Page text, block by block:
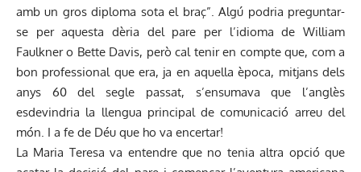
amb un gros diploma sota el braç”. Algú podria preguntar-
se per aquesta dèria del pare per l’idioma de William
Faulkner o Bette Davis, però cal tenir en compte que, com a
bon professional que era, ja en aquella època, mitjans dels
anys 60 del segle passat, s’ensumava que l’anglès
esdevindria la llengua principal de comunicació arreu del
món. I a fe de Déu que ho va encertar!
La Maria Teresa va entendre que no tenia altra opció que